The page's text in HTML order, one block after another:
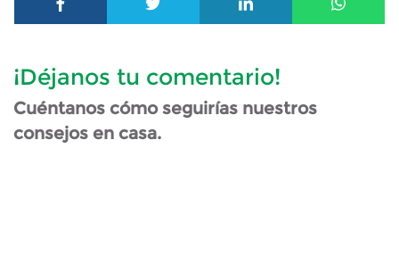
¡Déjanos tu comentario!
Cuéntanos cómo seguirías nuestros
consejos en casa.